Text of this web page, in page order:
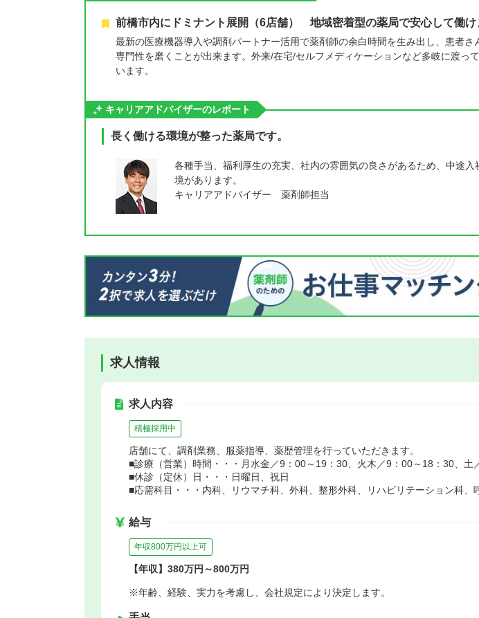
前橋市内にドミナント展開（6店舗） 地域密着型の薬局で安心して働け
最新の医療機器導入や調剤パートナー活用で薬剤師の余白時間を生み出し、患者さ
専門性を磨くことが出来ます。外来/在宅/セルフメディケーションなど多岐に渡っ
います。
キャリアアドバイザーのレポート
長く働ける環境が整った薬局です。
各種手当、福利厚生の充実、社内の雰囲気の良さがあるため、中途
境があります。
キャリアアドバイザー 薬剤師担当
求人情報
求人内容
積極採用中
店舗にて、調剤業務、服薬指導、薬歴管理を行っていただきます。
■診療（営業）時間・・・月水金／9：00～19：30、火木／9：00～18：30、土
■休診（定休）日・・・日曜日、祝日
■応需科目・・・内科、リウマチ科、外科、整形外科、リハビリテーション科、
給与
年収800万円以上可
【年収】380万円～800万円
※年齢、経験、実力を考慮し、会社規定により決定します。